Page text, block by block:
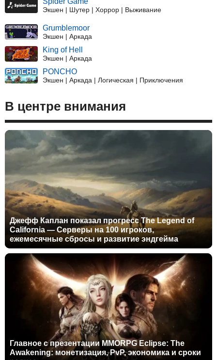
Экшен | Шутер | Хоррор | Выживание
Grumblemoor
Экшен | Аркада
King of Hell
Экшен | Аркада
PONCHO
Экшен | Аркада | Логическая | Приключения
В центре внимания
Джефф Каплан показал прогресс The Legend of
California — Серверы на 100 игроков,
ежемесячные сбросы и развитие эндгейма
Главное с презентации MMORPG Eclipse: The
Awakening: монетизация, PvP, экономика и сроки